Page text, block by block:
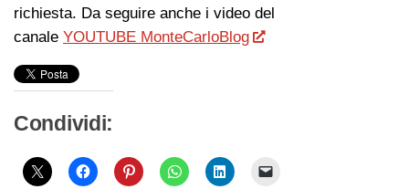
richiesta. Da seguire anche i video del
canale YOUTUBE MonteCarloBlog
Condividi: